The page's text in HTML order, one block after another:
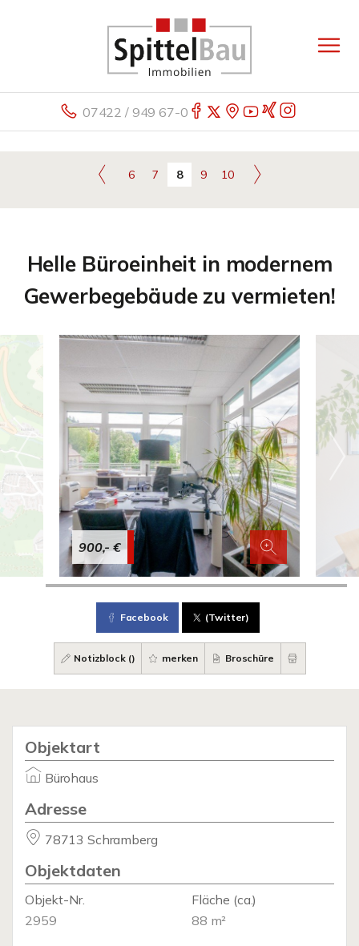
07422 / 949 67-0
6 7 8 9 10
Helle Büroeinheit in modernem
Gewerbegebäude zu vermieten!
900,- €
Facebook (Twitter)
Notizblock () merken Broschüre
Objektart
Bürohaus
Adresse
78713 Schramberg
Objektdaten
Objekt-Nr.
2959
Fläche (ca.)
88 m²